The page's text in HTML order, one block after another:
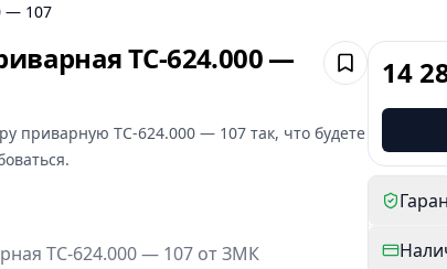
— 107
ТС-624.000 —
Сохранить
приварную ТС-624.000 — 107так, что будете
ТС-624.000 — 107 от ЗМК
14